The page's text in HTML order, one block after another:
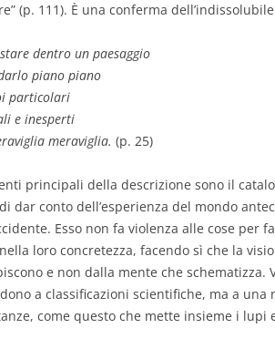
(p. 111). È una conferma
dentro un paesaggio
piano piano
particolari
e inesperti
meraviglia. (p. 25)
principali della descrizione sono il
dar conto dell’esperienza del mondo
Esso non fa violenza alle cose
loro concretezza, facendo sì che la
e non dalla mente che schematizza.
a classificazioni scientifiche, ma a una
come questo che mette insieme i lupi